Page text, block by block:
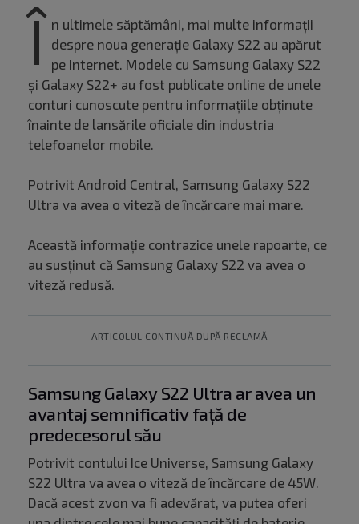
Î n ultimele săptămâni, mai multe informații
despre noua generație Galaxy S22 au apărut
pe Internet. Modele cu Samsung Galaxy S22
și Galaxy S22+ au fost publicate online de unele
conturi cunoscute pentru informațiile obținute
înainte de lansările oficiale din industria
telefoanelor mobile.
Potrivit Android Central, Samsung Galaxy S22
Ultra va avea o viteză de încărcare mai mare.
Această informație contrazice unele rapoarte, ce
au susținut că Samsung Galaxy S22 va avea o
viteză redusă.
ARTICOLUL CONTINUĂ DUPĂ RECLAMĂ
Samsung Galaxy S22 Ultra ar avea un
avantaj semnificativ față de
predecesorul său
Potrivit contului Ice Universe, Samsung Galaxy
S22 Ultra va avea o viteză de încărcare de 45W.
Dacă acest zvon va fi adevărat, va putea oferi